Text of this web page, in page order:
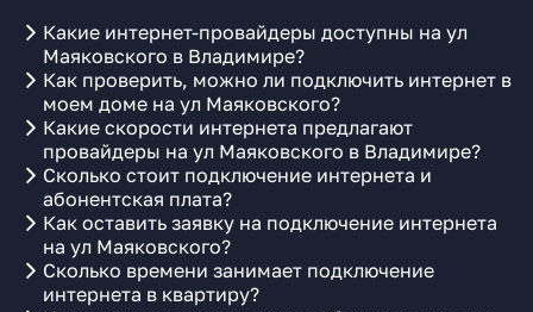
Какие интернет-провайдеры доступны на ул
Маяковского в Владимире?
Как проверить, можно ли подключить интернет в
моем доме на ул Маяковского?
Какие скорости интернета предлагают
провайдеры на ул Маяковского в Владимире?
Сколько стоит подключение интернета и
абонентская плата?
Как оставить заявку на подключение интернета
на ул Маяковского?
Сколько времени занимает подключение
интернета в квартиру?